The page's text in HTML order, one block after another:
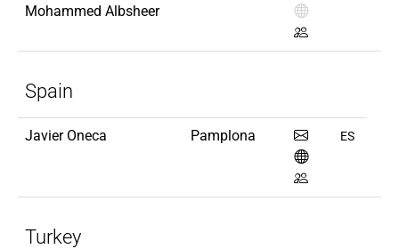
Mohammed Albsheer
Spain
Javier Oneca Pamplona ES
Turkey